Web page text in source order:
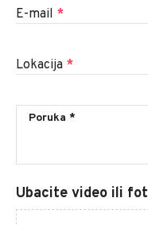
E-mail *
Lokacija *
Ubacite video ili